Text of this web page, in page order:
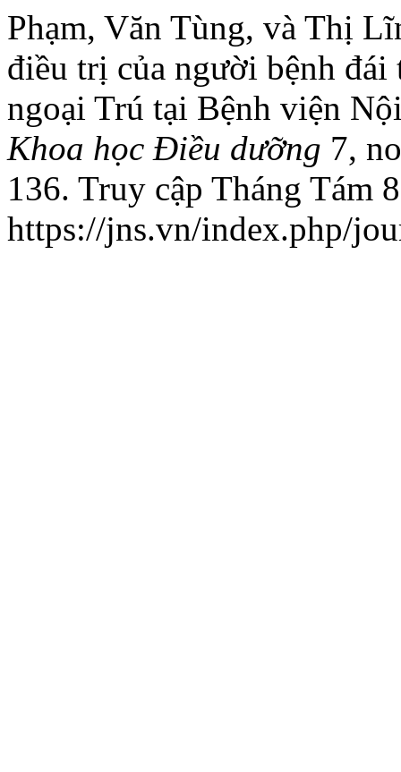
Phạm, Văn Tùng, và Thị
điều trị của người bệnh
ngoại Trú tại Bệnh viện
Khoa học Điều dưỡng 7,
136. Truy cập Tháng Tám
https://jns.vn/index.php/